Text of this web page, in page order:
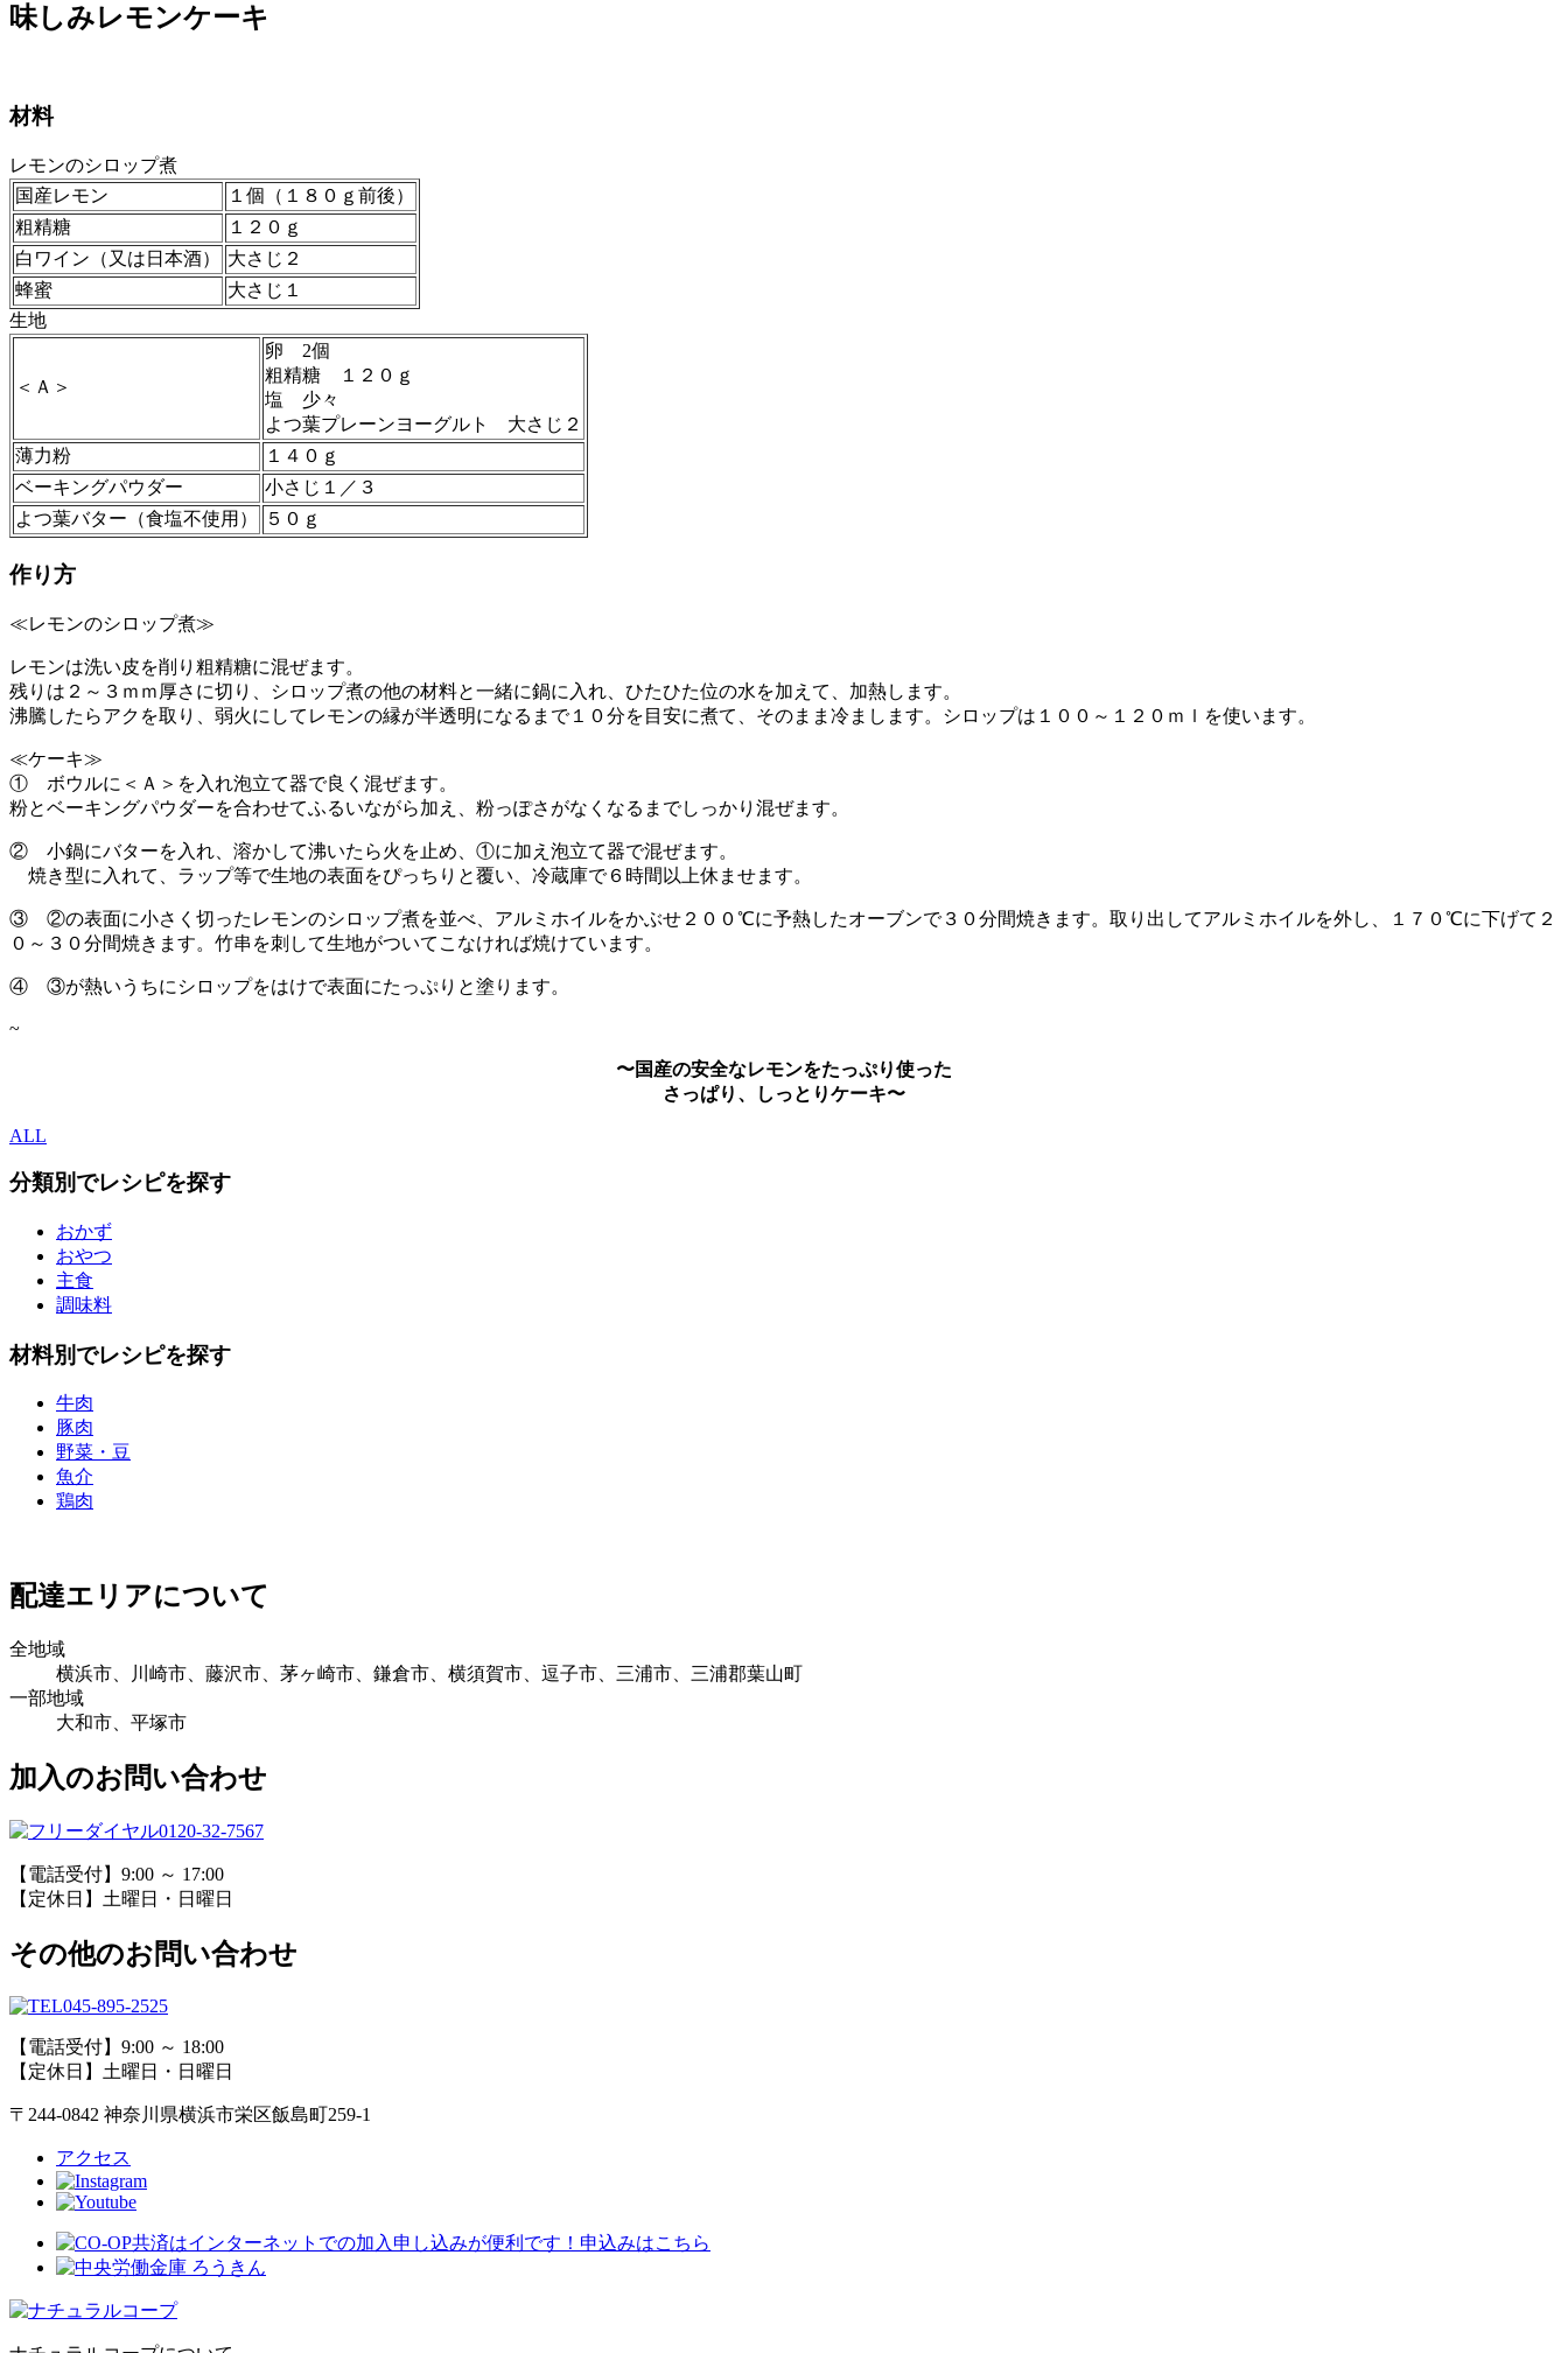
味しみレモンケーキ
材料
レモンのシロップ煮
国産レモン
１個（１８０ｇ前後）
粗精糖
１２０ｇ
白ワイン（又は日本酒）
大さじ２
蜂蜜
大さじ１
生地
＜Ａ＞
卵 2個
粗精糖 １２０ｇ
塩 少々
よつ葉プレーンヨーグルト 大さじ２
薄力粉
１４０ｇ
ベーキングパウダー
小さじ１／３
よつ葉バター（食塩不使用）
５０ｇ
作り方
≪レモンのシロップ煮≫
レモンは洗い皮を削り粗精糖に混ぜます。
残りは２～３ｍｍ厚さに切り、シロップ煮の他の材料と一緒に鍋に入れ、ひたひた位の水を加えて、加熱します。
沸騰したらアクを取り、弱火にしてレモンの縁が半透明になるまで１０分を目安に煮て、そのまま冷まします。シロップは１００～１２０ｍｌを使います。
≪ケーキ≫
① ボウルに＜Ａ＞を入れ泡立て器で良く混ぜます。
粉とベーキングパウダーを合わせてふるいながら加え、粉っぽさがなくなるまでしっかり混ぜます。
② 小鍋にバターを入れ、溶かして沸いたら火を止め、①に加え泡立て器で混ぜます。
焼き型に入れて、ラップ等で生地の表面をぴっちりと覆い、冷蔵庫で６時間以上休ませます。
③ ②の表面に小さく切ったレモンのシロップ煮を並べ、アルミホイルをかぶせ２００℃に予熱したオーブンで３０分間焼きます。取り出してアルミホイルを外し、１７０℃に下げて２
０～３０分間焼きます。竹串を刺して生地がついてこなければ焼けています。
④ ③が熱いうちにシロップをはけで表面にたっぷりと塗ります。
~
〜国産の安全なレモンをたっぷり使った
さっぱり、しっとりケーキ〜
ALL
分類別でレシピを探す
おかず
おやつ
主食
調味料
材料別でレシピを探す
牛肉
豚肉
野菜・豆
魚介
鶏肉
配達エリアについて
全地域
横浜市、川崎市、藤沢市、茅ヶ崎市、鎌倉市、横須賀市、逗子市、三浦市、三浦郡葉山町
一部地域
大和市、平塚市
加入のお問い合わせ
0120-32-7567
【電話受付】9:00 ～ 17:00
【定休日】土曜日・日曜日
その他のお問い合わせ
045-895-2525
【電話受付】9:00 ～ 18:00
【定休日】土曜日・日曜日
〒244-0842 神奈川県横浜市栄区飯島町259-1
アクセス